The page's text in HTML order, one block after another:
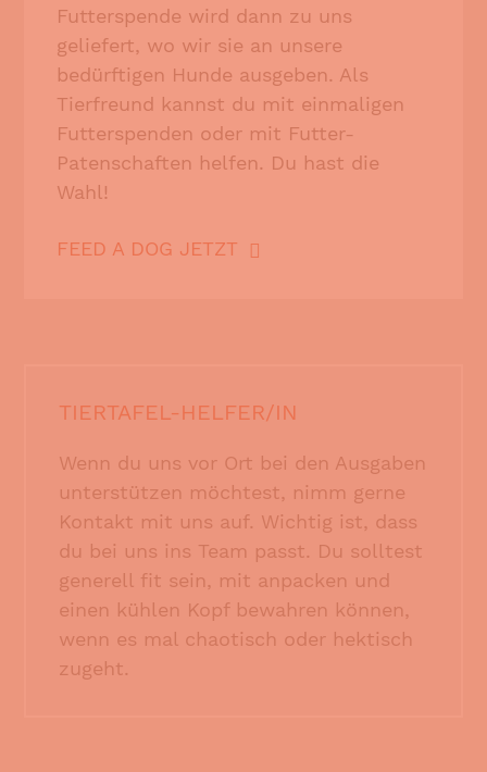
Futterspende wird dann zu uns
geliefert, wo wir sie an unsere
bedürftigen Hunde ausgeben. Als
Tierfreund kannst du mit einmaligen
Futterspenden oder mit Futter-
Patenschaften helfen. Du hast die
Wahl!
FEED A DOG JETZT
TIERTAFEL-HELFER/IN
Wenn du uns vor Ort bei den Ausgaben
unterstützen möchtest, nimm gerne
Kontakt mit uns auf. Wichtig ist, dass
du bei uns ins Team passt. Du solltest
generell fit sein, mit anpacken und
einen kühlen Kopf bewahren können,
wenn es mal chaotisch oder hektisch
zugeht.